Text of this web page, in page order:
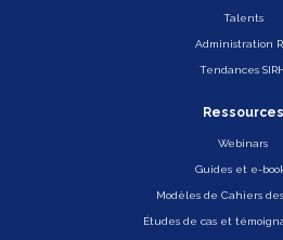
Talents
Administration
Tendances
Ressources
Webinars
Guides et e-
Modèles de Cahiers
Études de cas et